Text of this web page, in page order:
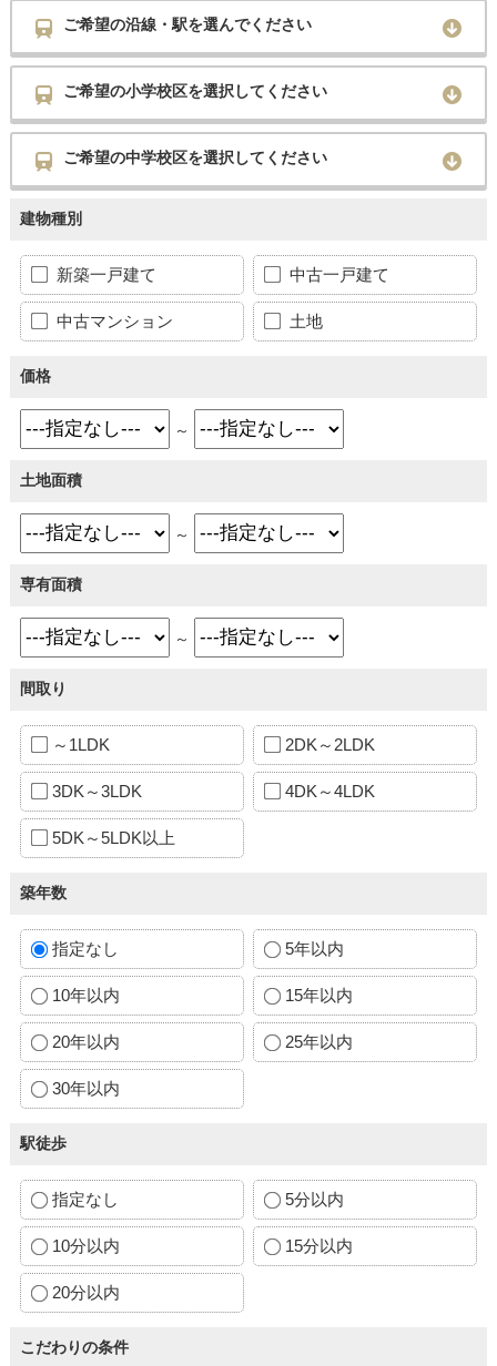
ご希望の沿線・駅を選んでください
ご希望の小学校区を選択してください
ご希望の中学校区を選択してください
建物種別
新築一戸建て 中古一戸建て
中古マンション 土地
価格
～
土地面積
～
専有面積
～
間取り
～1LDK 2DK～2LDK
3DK～3LDK 4DK～4LDK
5DK～5LDK以上
築年数
指定なし 5年以内
10年以内 15年以内
20年以内 25年以内
30年以内
駅徒歩
指定なし 5分以内
10分以内 15分以内
20分以内
こだわりの条件